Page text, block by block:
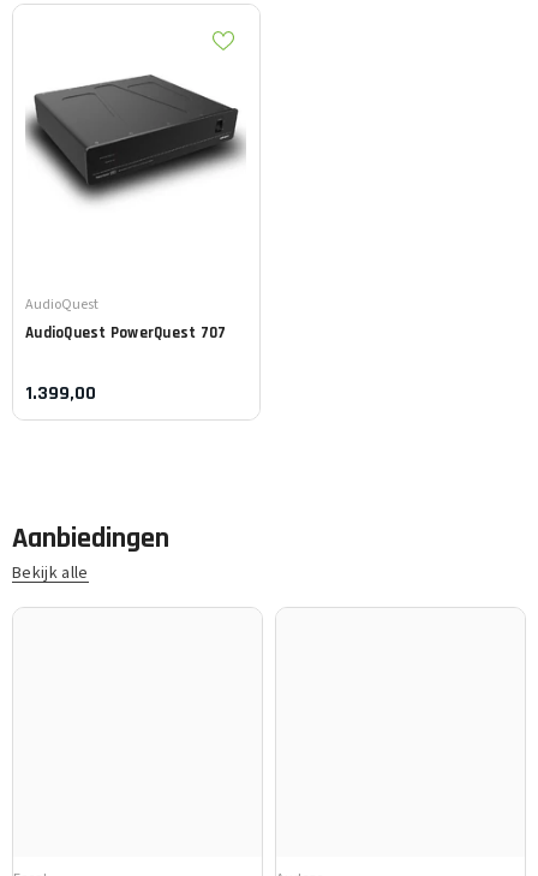
Leverancier:
AudioQuest
AudioQuest PowerQuest 707
1.399,00
Aanbiedingen
Bekijk alle